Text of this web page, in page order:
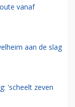
vanaf
aan de slag
'scheelt zeven